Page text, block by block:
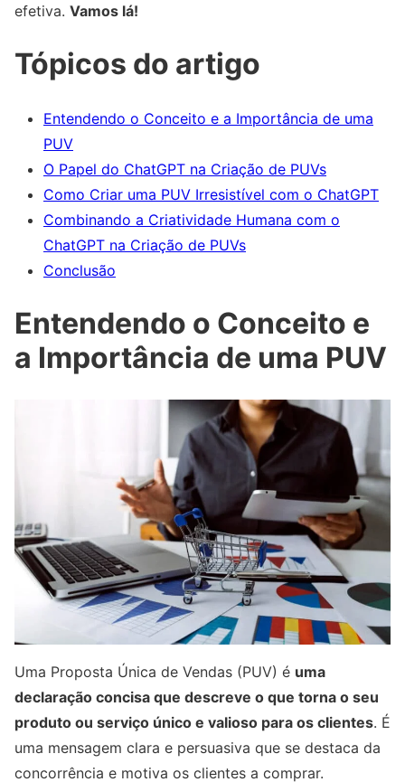
efetiva. Vamos lá!
Tópicos do artigo
Entendendo o Conceito e a Importância de uma
PUV
O Papel do ChatGPT na Criação de PUVs
Como Criar uma PUV Irresistível com o ChatGPT
Combinando a Criatividade Humana com o
ChatGPT na Criação de PUVs
Conclusão
Entendendo o Conceito e
a Importância de uma PUV
Uma Proposta Única de Vendas (PUV) é uma
declaração concisa que descreve o que torna o seu
produto ou serviço único e valioso para os clientes. É
uma mensagem clara e persuasiva que se destaca da
concorrência e motiva os clientes a comprar.